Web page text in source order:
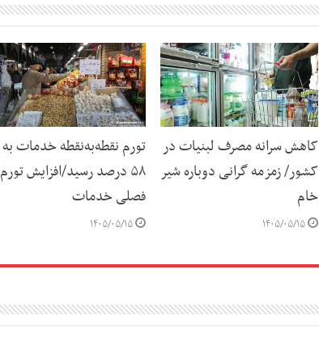
کاهش سرانه مصرف لبنیات در
کشور/ زمزمه گرانی دوباره شیر
خام
۱۴۰۵/۰۵/۱۵
تورم نقطه‌به‌نقطه خدمات به
۵۸ درصد رسید/افزایش تورم
فصلی خدمات
۱۴۰۵/۰۵/۱۵